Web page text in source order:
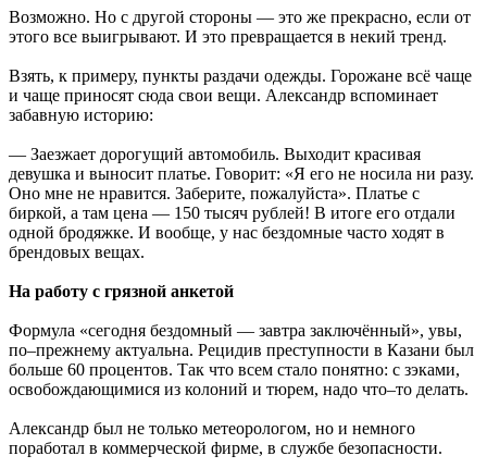
Возможно. Но с другой стороны — это же прекрасно, если от
этого все выигрывают. И это превращается в некий тренд.
Взять, к примеру, пункты раздачи одежды. Горожане всё чаще
и чаще приносят сюда свои вещи. Александр вспоминает
забавную историю:
— Заезжает дорогущий автомобиль. Выходит красивая
девушка и выносит платье. Говорит: «Я его не носила ни разу.
Оно мне не нравится. Заберите, пожалуйста». Платье с
биркой, а там цена — 150 тысяч рублей! В итоге его отдали
одной бродяжке. И вообще, у нас бездомные часто ходят в
брендовых вещах.
На работу с грязной анкетой
Формула «сегодня бездомный — завтра заключённый», увы,
по–прежнему актуальна. Рецидив преступности в Казани был
больше 60 процентов. Так что всем стало понятно: с зэками,
освобождающимися из колоний и тюрем, надо что–то делать.
Александр был не только метеорологом, но и немного
поработал в коммерческой фирме, в службе безопасности.